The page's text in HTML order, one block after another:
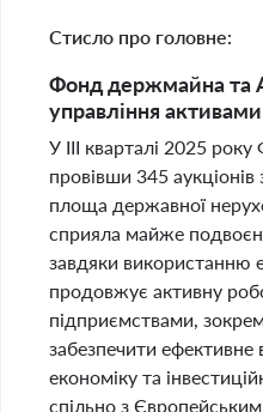
Стисло про головне:
Фонд держмайна та
управління
У III кварталі 2025
провівши 345
площа державної
сприяла майже
завдяки використанню
продовжує активну
підприємствами,
забезпечити
економіку та
спільно з